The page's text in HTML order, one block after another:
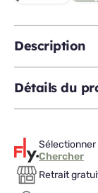
de
angle
fixe
gauche
Description
Détails du
Chercher
Retrait